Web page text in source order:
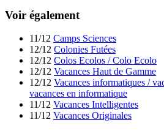
Voir également
11/12 Camps Sciences
12/12 Colonies Futées
12/12 Colos Ecolos / Colo Ecolo
12/12 Vacances Haut de Gamme
12/12 Vacances informatiques /
vacances en informatique
11/12 Vacances Intelligentes
11/12 Vacances Originales